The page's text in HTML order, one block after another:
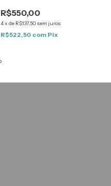
R$550,00
4x de R$137,50 sem juros
R$522,50 com Pix